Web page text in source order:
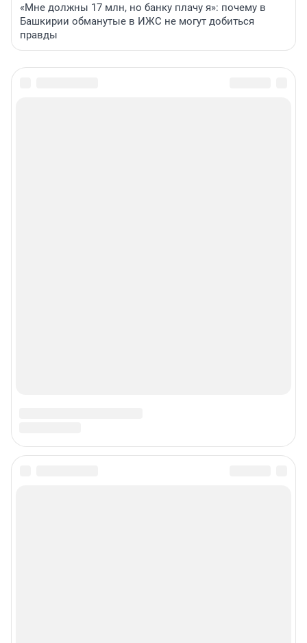
«Мне должны 17 млн, но банку плачу я»: почему в
Башкирии обманутые в ИЖС не могут добиться
правды